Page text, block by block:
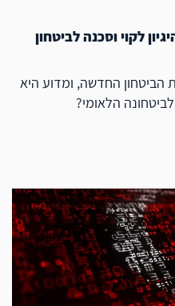
לקוי וסכנה לביטחון
החדשה, ומדוע היא
הלאומי?